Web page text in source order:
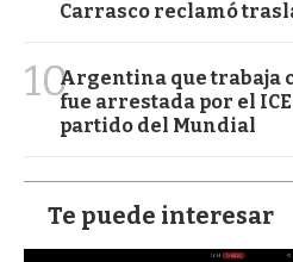
Carrasco reclamó
10Argentina que trabaja
fue arrestada por el
partido del Mundial
Te puede interesar